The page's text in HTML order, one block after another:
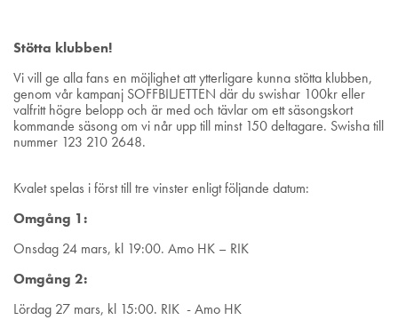
Stötta klubben!
Vi vill ge alla fans en möjlighet att ytterligare kunna stötta klubben,
genom vår kampanj SOFFBILJETTEN där du swishar 100kr eller
valfritt högre belopp och är med och tävlar om ett säsongskort
kommande säsong om vi når upp till minst 150 deltagare. Swisha till
nummer 123 210 2648.
Kvalet spelas i först till tre vinster enligt följande datum:
Omgång 1:
Onsdag 24 mars, kl 19:00. Amo HK – RIK
Omgång 2:
Lördag 27 mars, kl 15:00. RIK - Amo HK